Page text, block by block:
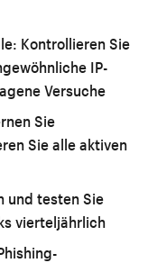
Kontrollieren Sie
IP-
Versuche
Sie
Sie alle aktiven
und testen Sie
vierteljährlich